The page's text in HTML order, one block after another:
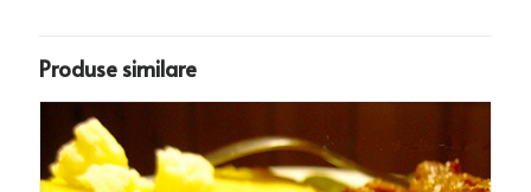
Produse similare